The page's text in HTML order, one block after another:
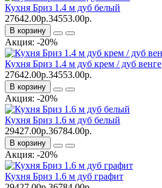
Кухня Бриз 1.4 м дуб белый
27642.00р.34553.00р.
В корзину
Акция: -20%
Кухня Бриз 1.4 м дуб крем / дуб венге
27642.00р.34553.00р.
В корзину
Акция: -20%
Кухня Бриз 1.6 м дуб белый
29427.00р.36784.00р.
В корзину
Акция: -20%
Кухня Бриз 1.6 м дуб графит